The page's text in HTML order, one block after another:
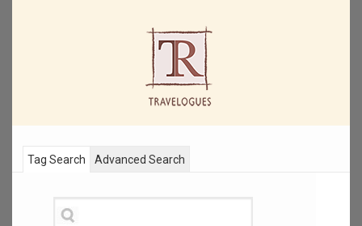
Tag Search Advanced Search